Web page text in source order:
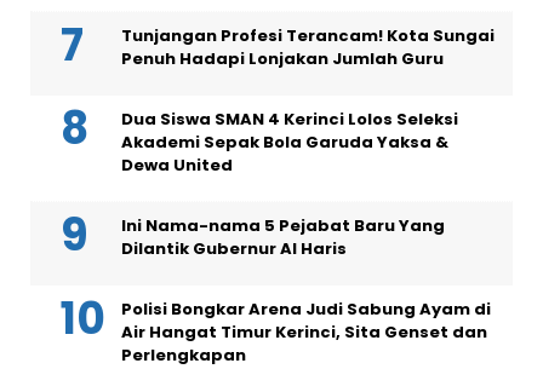
Tunjangan Profesi Terancam! Kota Sungai
Penuh Hadapi Lonjakan Jumlah Guru
Dua Siswa SMAN 4 Kerinci Lolos Seleksi
Akademi Sepak Bola Garuda Yaksa &
Dewa United
Ini Nama-nama 5 Pejabat Baru Yang
Dilantik Gubernur Al Haris
Polisi Bongkar Arena Judi Sabung Ayam di
Air Hangat Timur Kerinci, Sita Genset dan
Perlengkapan